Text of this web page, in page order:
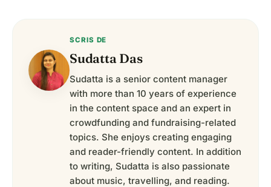
SCRIS DE
Sudatta Das
Sudatta is a senior content manager
with more than 10 years of experience
in the content space and an expert in
crowdfunding and fundraising-related
topics. She enjoys creating engaging
and reader-friendly content. In addition
to writing, Sudatta is also passionate
about music, travelling, and reading.